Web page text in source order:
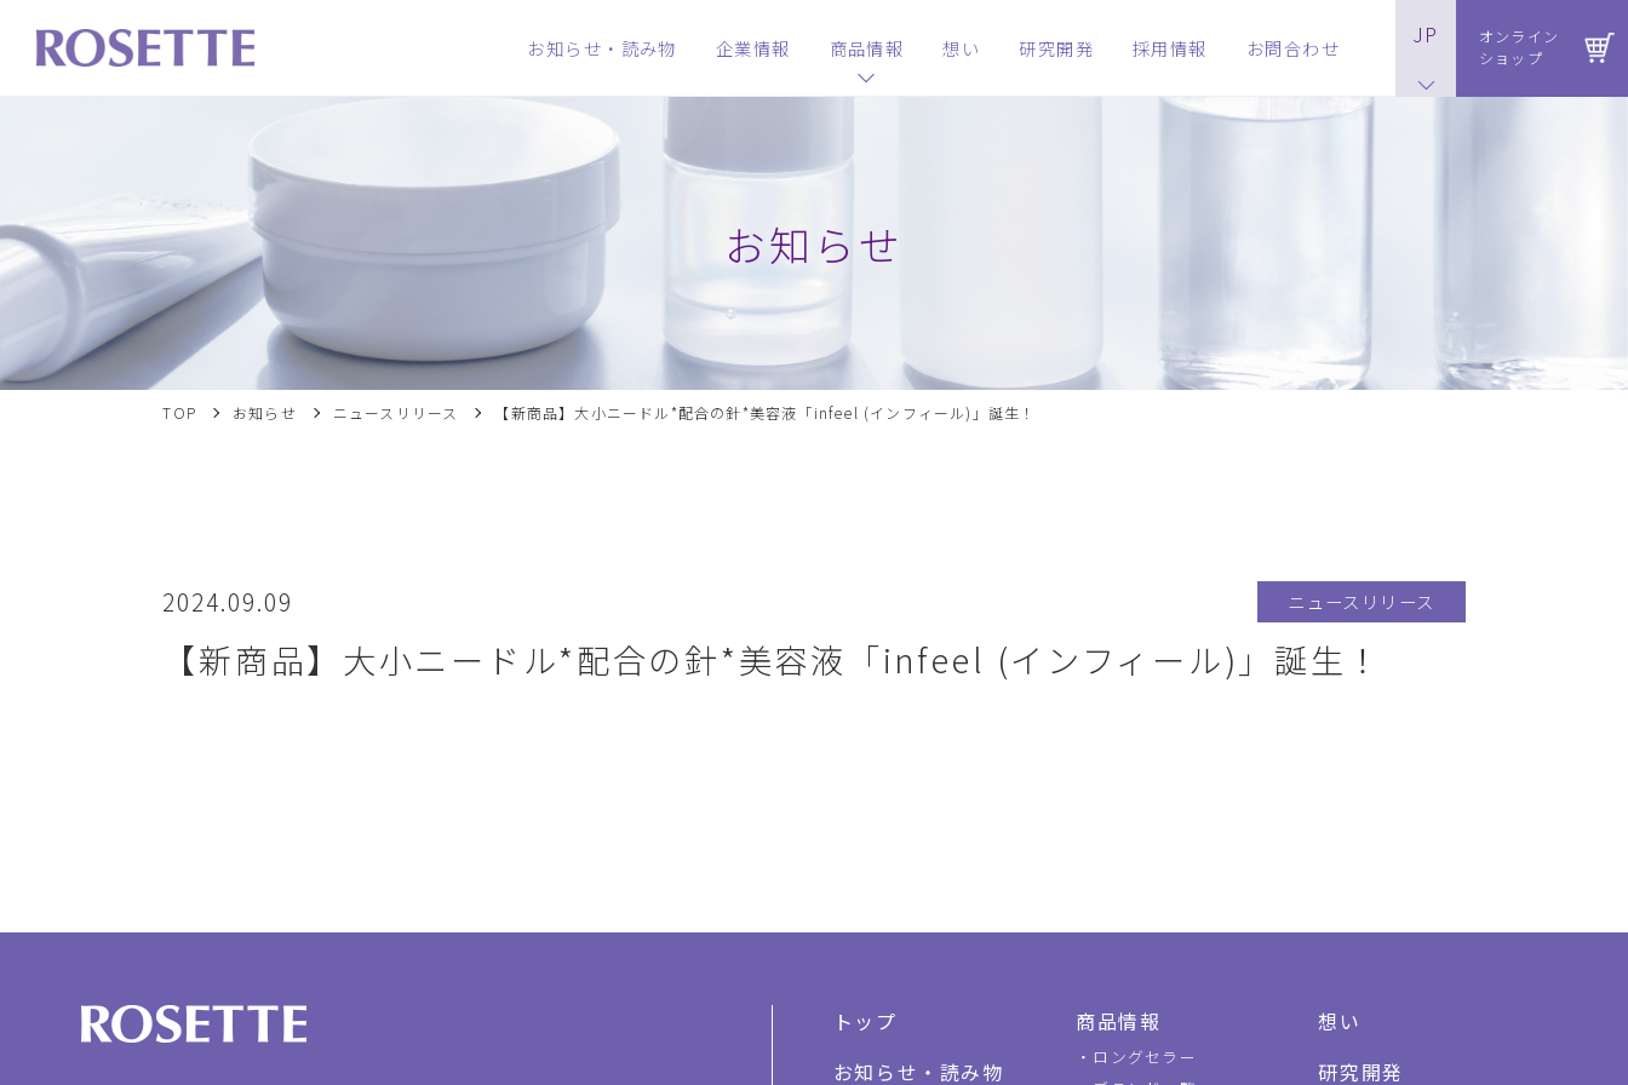
お知らせ・読み物 企業情報 商品情報 想い 研究開発 採用情報 お問合わせ JP
オンライン
ショップ
お知らせ
TOP お知らせ ニュースリリース 【新商品】大小ニードル*配合の針*美容液「infeel (インフィール)」誕生！
2024.09.09 ニュースリリース
【新商品】大小ニードル*配合の針*美容液「infeel (インフィール)」誕生！
トップ
お知らせ・読み物
商品情報
ロングセラー
想い
研究開発